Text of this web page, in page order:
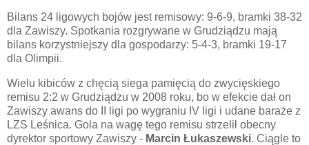
Bilans 24 ligowych bojów jest remisowy: 9-6-9, bramki 38-32
dla Zawiszy. Spotkania rozgrywane w Grudziądzu mają
bilans korzystniejszy dla gospodarzy: 5-4-3, bramki 19-17
dla Olimpii.
Wielu kibiców z chęcią siega pamięcią do zwycięskiego
remisu 2:2 w Grudziądzu w 2008 roku, bo w efekcie dał on
Zawiszy awans do II ligi po wygraniu IV ligi i udane baraże z
LZS Leśnica. Gola na wagę tego remisu strzelił obecny
dyrektor sportowy Zawiszy - Marcin Łukaszewski. Ciągle to